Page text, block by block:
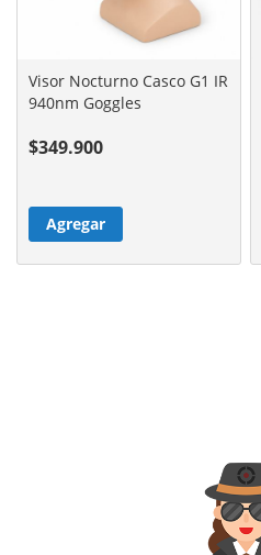
Visor Nocturno Casco G1 IR
940nm Goggles
$349.900
Agregar